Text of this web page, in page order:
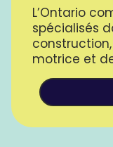
L’Ontario
spécialisés
motrice et